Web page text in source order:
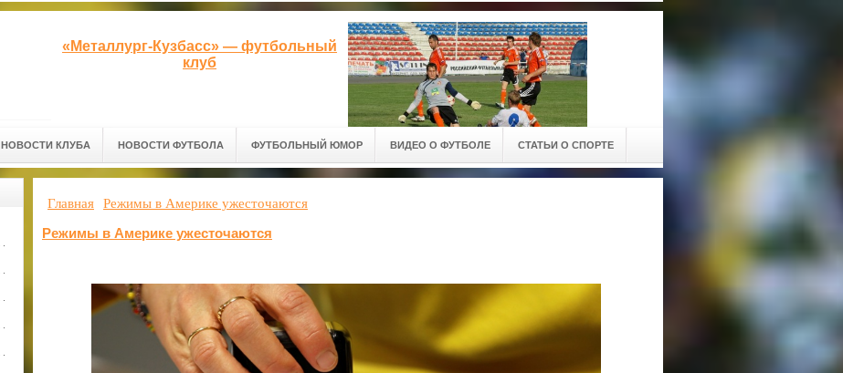
«Металлург-Кузбасс» — футбольный
клуб
НОВОСТИ КЛУБА НОВОСТИ ФУТБОЛА ФУТБОЛЬНЫЙ ЮМОР ВИДЕО О ФУТБОЛЕ СТАТЬИ О СПОРТЕ
Главная Режимы в Америке ужесточаются
Режимы в Америке ужесточаются